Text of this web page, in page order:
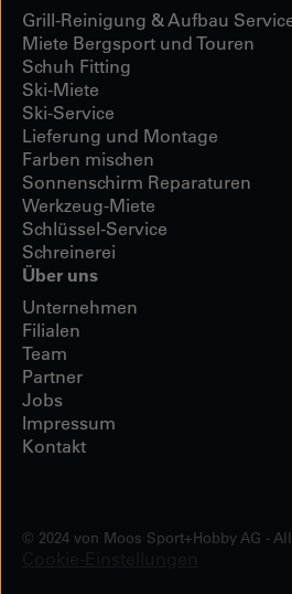
Grill-Reinigung & Aufbau
Miete Bergsport und Touren
Schuh Fitting
Ski-Miete
Ski-Service
Lieferung und Montage
Farben mischen
Sonnenschirm Reparaturen
Werkzeug-Miete
Schlüssel-Service
Schreinerei
Über uns
Unternehmen
Filialen
Team
Partner
Jobs
Impressum
Kontakt
© 2024 von Moos Sport+Hobby AG -